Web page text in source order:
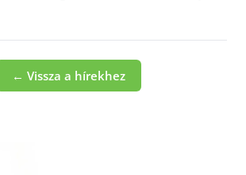
← Vissza a hírekhez